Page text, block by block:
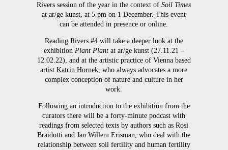
Rivers session of the year in the context ofSoil Times
at ar/ge kunst, at 5 pm on 1 December. This event
can be attended in presence or online.
Reading Rivers #4 will take a deeper look at the
exhibition Plant Plantat ar/ge kunst (27.11.21 –
12.02.22), and at the artistic practice of Vienna based
artistKatrin Hornek , who always advocates a more
complex conception of nature and culture in her
work.
Following an introduction to the exhibition from the
curators there will be a forty-minute podcast with
readings from selected texts by authors such as Rosi
Braidotti and Jan Willem Erisman, who deal with the
relationship between soil fertility and human fertility